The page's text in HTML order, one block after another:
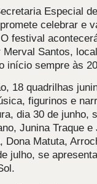
Especial
celebrar e
festival
Santos,
início sempre às
18 quadrilhas
figurinos e
dia 30 de
Junina Traque
Dona Matuta,
julho, se